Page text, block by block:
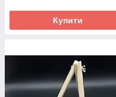
Купити